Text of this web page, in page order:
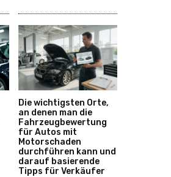
Die wichtigsten Orte,
an denen man die
Fahrzeugbewertung
für Autos mit
Motorschaden
durchführen kann und
darauf basierende
Tipps für Verkäufer